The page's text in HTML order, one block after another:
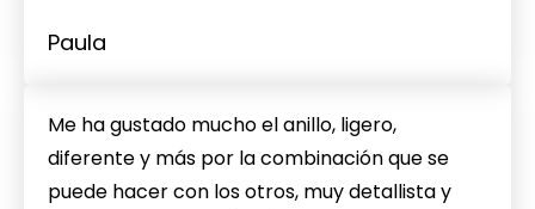
Paula
Me ha gustado mucho el anillo, ligero,
diferente y más por la combinación que se
puede hacer con los otros, muy detallista y